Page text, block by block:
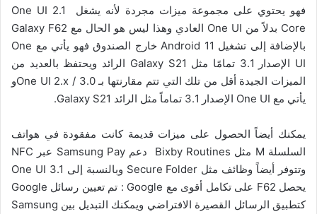
فهو يحتوي على مجموعة ميزات مجردة لأنه يشغل One UI 2.1
Core بدلاً من One UI العادي وهذا ليس هو الحال مع Galaxy F62
بالإضافة إلى تشغيل Android 11 خارج الصندوق فهو يأتي مع One
UI الإصدار 3.1 تمامًا مثل Galaxy S21 الرائد ويحتفظ بالعديد من
الميزات الجيدة أقل من تلك التي تتم مقارنتها بـ One UI 2.x / 3.0و
يأتي مع One UI الإصدار 3.1 تماماً مثل الرائد Galaxy S21.
يمكنك أيضاً الحصول على ميزات قديمة كانت مفقودة في هواتف
السلسلة M مثل Bixby Routines دعم Samsung Pay عبر NFC
وتتوفر أيضاً وظائف مثل Secure Folder وبالنسبة إلى One UI 3.1
يحصل F62 على تكامل أقوى مع Google : تم تعيين رسائل Google
كتطبيق الرسائل القصيرة الافتراضي ويمكنك التبديل بين Samsung